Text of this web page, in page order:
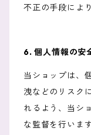
不正の手段によ
6. 個人情報の安
当ショップは、
洩などのリスク
れるよう、当シ
な監督を行いま